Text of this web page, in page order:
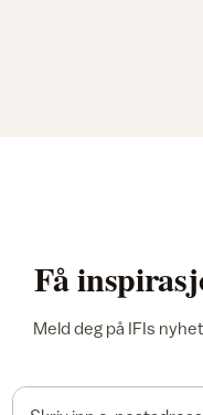
Få
Meld deg på IFIs